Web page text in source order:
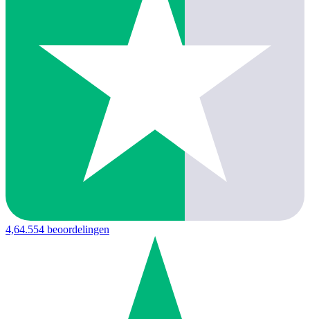
4,64.554 beoordelingen